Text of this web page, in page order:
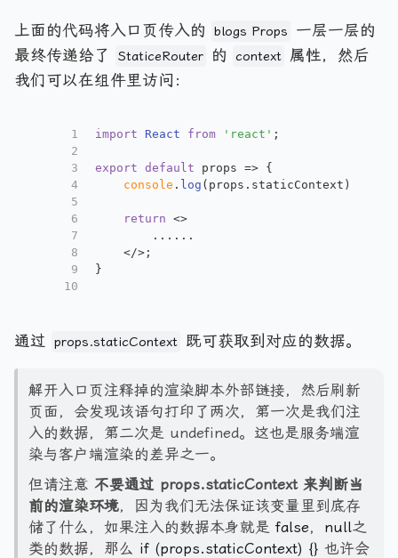
上面的代码将入口页传入的 blogs Props
一层一层的
最终传递给了
StaticeRouter 的 context 属性，然后
我们可以在组件里访问：
1
2
3
4
5
6
7
8
9
10
import React from 'react' ;
export default props => {
console . log (props. staticContext )
return
<>
        ......
</> ;
}
通过 props.staticContext 既可获取到对应的数据。
解开入口页注释掉的渲染脚本外部链接，然后刷新
页面，会发现该语句打印了两次，第一次是我们注
入的数据，第二次是 undefined。这也是服务端渲
染与客户端渲染的差异之一。
但请注意 不要通过 props.staticContext来判断当
前的渲染环境，因为我们无法保证该变量里到底存
储了什么，如果注入的数据本身就是 false， null之
类的数据，那么 if (props.staticContext) {} 也许会